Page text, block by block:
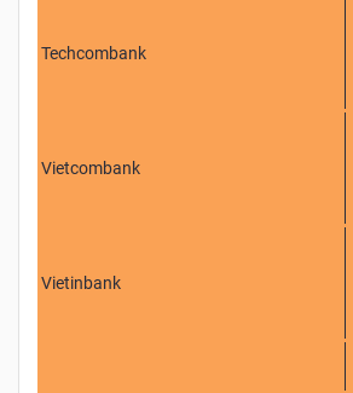
Techcombank
Vietcombank
Vietinbank